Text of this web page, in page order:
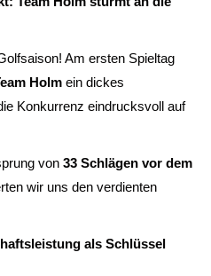
Am ersten Spieltag
Holm ein dickes
Konkurrenz eindrucksvoll auf
von 33 Schlägen vor dem
wir uns den verdienten
als Schlüssel